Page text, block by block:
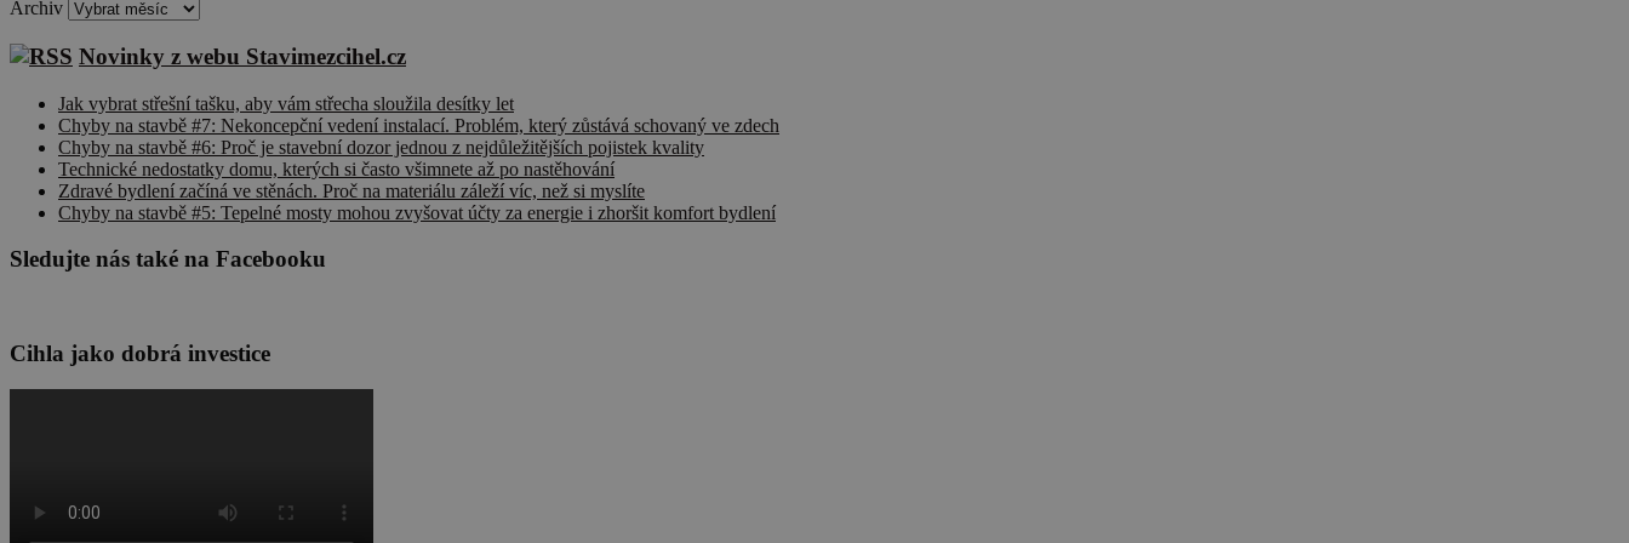
Archiv
Novinky z webu Stavimezcihel.cz
Jak vybrat střešní tašku, aby vám střecha sloužila desítky let
Chyby na stavbě #7: Nekoncepční vedení instalací. Problém, který zůstává schovaný ve zdech
Chyby na stavbě #6: Proč je stavební dozor jednou z nejdůležitějších pojistek kvality
Technické nedostatky domu, kterých si často všimnete až po nastěhování
Zdravé bydlení začíná ve stěnách. Proč na materiálu záleží víc, než si myslíte
Chyby na stavbě #5: Tepelné mosty mohou zvyšovat účty za energie i zhoršit komfort bydlení
Sledujte nás také na Facebooku
Cihla jako dobrá investice